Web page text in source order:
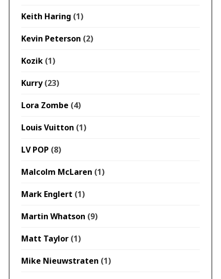
Keith Haring (1)
Kevin Peterson (2)
Kozik(1)
Kurry(23)
Lora Zombe (4)
Louis Vuitton (1)
LV POP (8)
Malcolm McLaren (1)
Mark Englert (1)
Martin Whatson (9)
Matt Taylor(1)
Mike Nieuwstraten (1)